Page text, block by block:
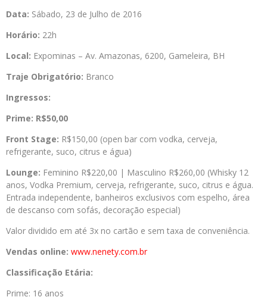
Data: Sábado, 23 de Julho de 2016
Horário: 22h
Local: Expominas – Av. Amazonas, 6200, Gameleira, BH
Traje Obrigatório: Branco
Ingressos:
Prime: R$50,00
Front Stage: R$150,00 (open bar com vodka, cerveja,
refrigerante, suco, citrus e água)
Lounge: Feminino R$220,00 | Masculino R$260,00 (Whisky 12
anos, Vodka Premium, cerveja, refrigerante, suco, citrus e água.
Entrada independente, banheiros exclusivos com espelho, área
de descanso com sofás, decoração especial)
Valor dividido em até 3x no cartão e sem taxa de conveniência.
Vendas online: www.nenety.com.br
Classificação Etária:
Prime: 16 anos